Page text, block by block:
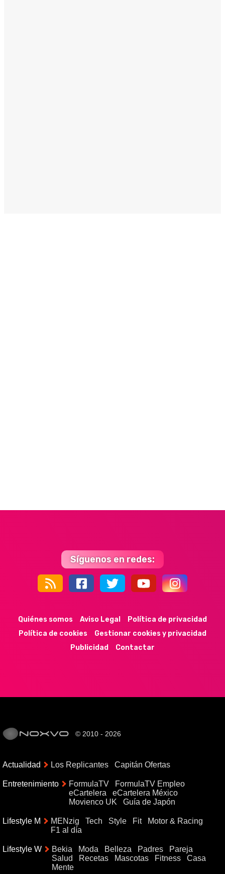
Síguenos en redes:
44k 9k 35k 352
Quiénes somos Aviso Legal
Política de privacidad
Política de cookies
Gestionar cookies y privacidad
Publicidad
Contactar
© 2010 - 2026
Actualidad Los Replicantes Capitán Ofertas
Entretenimiento FormulaTV
FormulaTV Empleo
eCartelera
eCartelera México
Movienco UK
Guía de Japón
Lifestyle M MENzig Tech Style Fit
Motor & Racing
F1 al día
Lifestyle W Bekia Moda Belleza Padres
Pareja
Salud
Recetas Mascotas Fitness
Casa
Mente